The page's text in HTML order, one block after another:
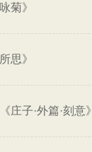
菊》
思》
《庄子·外篇·刻意》